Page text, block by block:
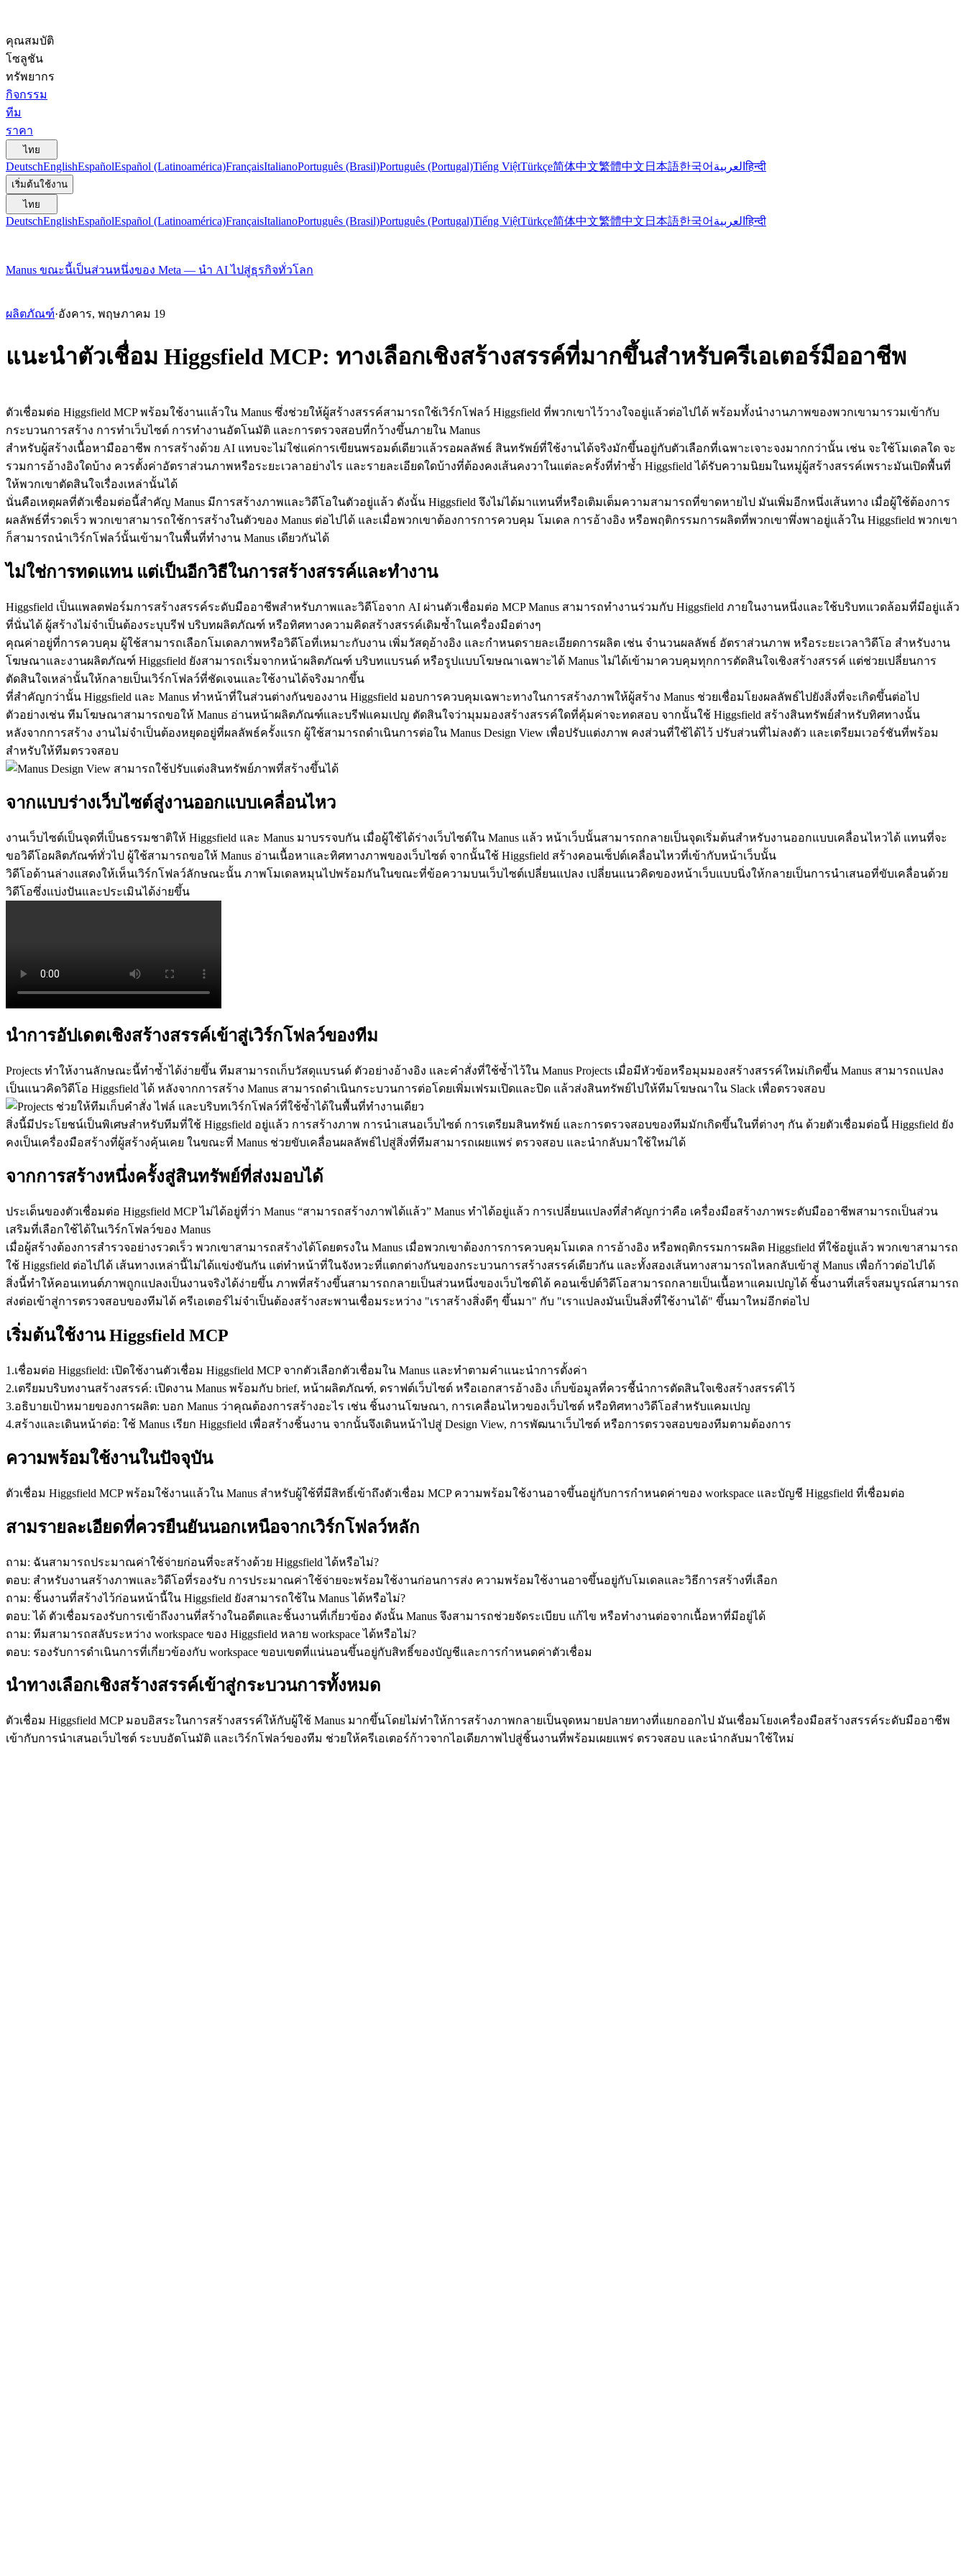
คุณสมบัติ
โซลูชัน
ทรัพยากร
กิจกรรม
ทีม
ราคา
ไทย
DeutschEnglishEspañolEspañol (Latinoamérica)FrançaisItalianoPortuguês (Brasil)Português (Portugal)Tiếng ViệtTürkçe简体中文繁體中文 日本語한국어 العربيةहिन्दी
เริ่มต้นใช้งาน
ไทย
DeutschEnglishEspañolEspañol (Latinoamérica)FrançaisItalianoPortuguês (Brasil)Português (Portugal)Tiếng ViệtTürkçe简体中文繁體中文 日本語한국어 العربيةहिन्दी
Manus ขณะนี้เป็นส่วนหนึ่งของ Meta — นำ AI ไปสู่ธุรกิจทั่วโลก
ผลิตภัณฑ์·อังคาร, พฤษภาคม 19
แนะนำตัวเชื่อม Higgsfield MCP: ทางเลือกเชิงสร้างสรรค์ที่มากขึ้นสำหรับครีเอเตอร์มืออาชีพ
ตัวเชื่อมต่อ Higgsfield MCP พร้อมใช้งานแล้วใน Manus ซึ่งช่วยให้ผู้สร้างสรรค์สามารถใช้เวิร์กโฟลว์ Higgsfield ที่พวกเขาไว้วางใจอยู่แล้วต่อไปได้ พร้อมทั้งนำงานภาพของพวกเขามารวมเข้ากับ
กระบวนการสร้าง การทำเว็บไซต์ การทำงานอัตโนมัติ และการตรวจสอบที่กว้างขึ้นภายใน Manus
สำหรับผู้สร้างเนื้อหามืออาชีพ การสร้างด้วย AI แทบจะไม่ใช่แค่การเขียนพรอมต์เดียวแล้วรอผลลัพธ์ สินทรัพย์ที่ใช้งานได้จริงมักขึ้นอยู่กับตัวเลือกที่เฉพาะเจาะจงมากกว่านั้น เช่น จะใช้โมเดลใด จะ
รวมการอ้างอิงใดบ้าง ควรตั้งค่าอัตราส่วนภาพหรือระยะเวลาอย่างไร และรายละเอียดใดบ้างที่ต้องคงเส้นคงวาในแต่ละครั้งที่ทำซ้ำ Higgsfield ได้รับความนิยมในหมู่ผู้สร้างสรรค์เพราะมันเปิดพื้นที่
ให้พวกเขาตัดสินใจเรื่องเหล่านั้นได้
นั่นคือเหตุผลที่ตัวเชื่อมต่อนี้สำคัญ Manus มีการสร้างภาพและวิดีโอในตัวอยู่แล้ว ดังนั้น Higgsfield จึงไม่ได้มาแทนที่หรือเติมเต็มความสามารถที่ขาดหายไป มันเพิ่มอีกหนึ่งเส้นทาง เมื่อผู้ใช้ต้องการ
ผลลัพธ์ที่รวดเร็ว พวกเขาสามารถใช้การสร้างในตัวของ Manus ต่อไปได้ และเมื่อพวกเขาต้องการการควบคุม โมเดล การอ้างอิง หรือพฤติกรรมการผลิตที่พวกเขาพึ่งพาอยู่แล้วใน Higgsfield พวกเขา
ก็สามารถนำเวิร์กโฟลว์นั้นเข้ามาในพื้นที่ทำงาน Manus เดียวกันได้
ไม่ใช่การทดแทน แต่เป็นอีกวิธีในการสร้างสรรค์และทำงาน
Higgsfield เป็นแพลตฟอร์มการสร้างสรรค์ระดับมืออาชีพสำหรับภาพและวิดีโอจาก AI ผ่านตัวเชื่อมต่อ MCP Manus สามารถทำงานร่วมกับ Higgsfield ภายในงานหนึ่งและใช้บริบทแวดล้อมที่มีอยู่แล้ว
ที่นั่นได้ ผู้สร้างไม่จำเป็นต้องระบุบรีฟ บริบทผลิตภัณฑ์ หรือทิศทางความคิดสร้างสรรค์เดิมซ้ำในเครื่องมือต่างๆ
คุณค่าอยู่ที่การควบคุม ผู้ใช้สามารถเลือกโมเดลภาพหรือวิดีโอที่เหมาะกับงาน เพิ่มวัสดุอ้างอิง และกำหนดรายละเอียดการผลิต เช่น จำนวนผลลัพธ์ อัตราส่วนภาพ หรือระยะเวลาวิดีโอ สำหรับงาน
โฆษณาและงานผลิตภัณฑ์ Higgsfield ยังสามารถเริ่มจากหน้าผลิตภัณฑ์ บริบทแบรนด์ หรือรูปแบบโฆษณาเฉพาะได้ Manus ไม่ได้เข้ามาควบคุมทุกการตัดสินใจเชิงสร้างสรรค์ แต่ช่วยเปลี่ยนการ
ตัดสินใจเหล่านั้นให้กลายเป็นเวิร์กโฟลว์ที่ชัดเจนและใช้งานได้จริงมากขึ้น
ที่สำคัญกว่านั้น Higgsfield และ Manus ทำหน้าที่ในส่วนต่างกันของงาน Higgsfield มอบการควบคุมเฉพาะทางในการสร้างภาพให้ผู้สร้าง Manus ช่วยเชื่อมโยงผลลัพธ์ไปยังสิ่งที่จะเกิดขึ้นต่อไป
ตัวอย่างเช่น ทีมโฆษณาสามารถขอให้ Manus อ่านหน้าผลิตภัณฑ์และบรีฟแคมเปญ ตัดสินใจว่ามุมมองสร้างสรรค์ใดที่คุ้มค่าจะทดสอบ จากนั้นใช้ Higgsfield สร้างสินทรัพย์สำหรับทิศทางนั้น
หลังจากการสร้าง งานไม่จำเป็นต้องหยุดอยู่ที่ผลลัพธ์ครั้งแรก ผู้ใช้สามารถดำเนินการต่อใน Manus Design View เพื่อปรับแต่งภาพ คงส่วนที่ใช้ได้ไว้ ปรับส่วนที่ไม่ลงตัว และเตรียมเวอร์ชันที่พร้อม
สำหรับให้ทีมตรวจสอบ
จากแบบร่างเว็บไซต์สู่งานออกแบบเคลื่อนไหว
งานเว็บไซต์เป็นจุดที่เป็นธรรมชาติให้ Higgsfield และ Manus มาบรรจบกัน เมื่อผู้ใช้ได้ร่างเว็บไซต์ใน Manus แล้ว หน้าเว็บนั้นสามารถกลายเป็นจุดเริ่มต้นสำหรับงานออกแบบเคลื่อนไหวได้ แทนที่จะ
ขอวิดีโอผลิตภัณฑ์ทั่วไป ผู้ใช้สามารถขอให้ Manus อ่านเนื้อหาและทิศทางภาพของเว็บไซต์ จากนั้นใช้ Higgsfield สร้างคอนเซ็ปต์เคลื่อนไหวที่เข้ากับหน้าเว็บนั้น
วิดีโอด้านล่างแสดงให้เห็นเวิร์กโฟลว์ลักษณะนั้น ภาพโมเดลหมุนไปพร้อมกันในขณะที่ข้อความบนเว็บไซต์เปลี่ยนแปลง เปลี่ยนแนวคิดของหน้าเว็บแบบนิ่งให้กลายเป็นการนำเสนอที่ขับเคลื่อนด้วย
วิดีโอซึ่งแบ่งปันและประเมินได้ง่ายขึ้น
นำการอัปเดตเชิงสร้างสรรค์เข้าสู่เวิร์กโฟลว์ของทีม
Projects ทำให้งานลักษณะนี้ทำซ้ำได้ง่ายขึ้น ทีมสามารถเก็บวัสดุแบรนด์ ตัวอย่างอ้างอิง และคำสั่งที่ใช้ซ้ำไว้ใน Manus Projects เมื่อมีหัวข้อหรือมุมมองสร้างสรรค์ใหม่เกิดขึ้น Manus สามารถแปลง
เป็นแนวคิดวิดีโอ Higgsfield ได้ หลังจากการสร้าง Manus สามารถดำเนินกระบวนการต่อโดยเพิ่มเฟรมเปิดและปิด แล้วส่งสินทรัพย์ไปให้ทีมโฆษณาใน Slack เพื่อตรวจสอบ
สิ่งนี้มีประโยชน์เป็นพิเศษสำหรับทีมที่ใช้ Higgsfield อยู่แล้ว การสร้างภาพ การนำเสนอเว็บไซต์ การเตรียมสินทรัพย์ และการตรวจสอบของทีมมักเกิดขึ้นในที่ต่างๆ กัน ด้วยตัวเชื่อมต่อนี้ Higgsfield ยัง
คงเป็นเครื่องมือสร้างที่ผู้สร้างคุ้นเคย ในขณะที่ Manus ช่วยขับเคลื่อนผลลัพธ์ไปสู่สิ่งที่ทีมสามารถเผยแพร่ ตรวจสอบ และนำกลับมาใช้ใหม่ได้
จากการสร้างหนึ่งครั้งสู่สินทรัพย์ที่ส่งมอบได้
ประเด็นของตัวเชื่อมต่อ Higgsfield MCP ไม่ได้อยู่ที่ว่า Manus “สามารถสร้างภาพได้แล้ว” Manus ทำได้อยู่แล้ว การเปลี่ยนแปลงที่สำคัญกว่าคือ เครื่องมือสร้างภาพระดับมืออาชีพสามารถเป็นส่วน
เสริมที่เลือกใช้ได้ในเวิร์กโฟลว์ของ Manus
เมื่อผู้สร้างต้องการสำรวจอย่างรวดเร็ว พวกเขาสามารถสร้างได้โดยตรงใน Manus เมื่อพวกเขาต้องการการควบคุมโมเดล การอ้างอิง หรือพฤติกรรมการผลิต Higgsfield ที่ใช้อยู่แล้ว พวกเขาสามารถ
ใช้ Higgsfield ต่อไปได้ เส้นทางเหล่านี้ไม่ได้แข่งขันกัน แต่ทำหน้าที่ในจังหวะที่แตกต่างกันของกระบวนการสร้างสรรค์เดียวกัน และทั้งสองเส้นทางสามารถไหลกลับเข้าสู่ Manus เพื่อก้าวต่อไปได้
สิ่งนี้ทำให้คอนเทนต์ภาพถูกแปลงเป็นงานจริงได้ง่ายขึ้น ภาพที่สร้างขึ้นสามารถกลายเป็นส่วนหนึ่งของเว็บไซต์ได้ คอนเซ็ปต์วิดีโอสามารถกลายเป็นเนื้อหาแคมเปญได้ ชิ้นงานที่เสร็จสมบูรณ์สามารถ
ส่งต่อเข้าสู่การตรวจสอบของทีมได้ ครีเอเตอร์ไม่จำเป็นต้องสร้างสะพานเชื่อมระหว่าง "เราสร้างสิ่งดีๆ ขึ้นมา" กับ "เราแปลงมันเป็นสิ่งที่ใช้งานได้" ขึ้นมาใหม่อีกต่อไป
เริ่มต้นใช้งาน Higgsfield MCP
1 .เชื่อมต่อ Higgsfield: เปิดใช้งานตัวเชื่อม Higgsfield MCP จากตัวเลือกตัวเชื่อมใน Manus และทำตามคำแนะนำการตั้งค่า
2.เตรียมบริบทงานสร้างสรรค์: เปิดงาน Manus พร้อมกับ brief, หน้าผลิตภัณฑ์, ดราฟต์เว็บไซต์ หรือเอกสารอ้างอิง เก็บข้อมูลที่ควรชี้นำการตัดสินใจเชิงสร้างสรรค์ไว้
3.อธิบายเป้าหมายของการผลิต: บอก Manus ว่าคุณต้องการสร้างอะไร เช่น ชิ้นงานโฆษณา, การเคลื่อนไหวของเว็บไซต์ หรือทิศทางวิดีโอสำหรับแคมเปญ
4.สร้างและเดินหน้าต่อ: ใช้ Manus เรียก Higgsfield เพื่อสร้างชิ้นงาน จากนั้นจึงเดินหน้าไปสู่ Design View, การพัฒนาเว็บไซต์ หรือการตรวจสอบของทีมตามต้องการ
ความพร้อมใช้งานในปัจจุบัน
ตัวเชื่อม Higgsfield MCP พร้อมใช้งานแล้วใน Manus สำหรับผู้ใช้ที่มีสิทธิ์เข้าถึงตัวเชื่อม MCP ความพร้อมใช้งานอาจขึ้นอยู่กับการกำหนดค่าของ workspace และบัญชี Higgsfield ที่เชื่อมต่อ
สามรายละเอียดที่ควรยืนยันนอกเหนือจากเวิร์กโฟลว์หลัก
ถาม: ฉันสามารถประมาณค่าใช้จ่ายก่อนที่จะสร้างด้วย Higgsfield ได้หรือไม่?
ตอบ: สำหรับงานสร้างภาพและวิดีโอที่รองรับ การประมาณค่าใช้จ่ายจะพร้อมใช้งานก่อนการส่ง ความพร้อมใช้งานอาจขึ้นอยู่กับโมเดลและวิธีการสร้างที่เลือก
ถาม: ชิ้นงานที่สร้างไว้ก่อนหน้านี้ใน Higgsfield ยังสามารถใช้ใน Manus ได้หรือไม่?
ตอบ: ได้ ตัวเชื่อมรองรับการเข้าถึงงานที่สร้างในอดีตและชิ้นงานที่เกี่ยวข้อง ดังนั้น Manus จึงสามารถช่วยจัดระเบียบ แก้ไข หรือทำงานต่อจากเนื้อหาที่มีอยู่ได้
ถาม: ทีมสามารถสลับระหว่าง workspace ของ Higgsfield หลาย workspace ได้หรือไม่?
ตอบ: รองรับการดำเนินการที่เกี่ยวข้องกับ workspace ขอบเขตที่แน่นอนขึ้นอยู่กับสิทธิ์ของบัญชีและการกำหนดค่าตัวเชื่อม
นำทางเลือกเชิงสร้างสรรค์เข้าสู่กระบวนการทั้งหมด
ตัวเชื่อม Higgsfield MCP มอบอิสระในการสร้างสรรค์ให้กับผู้ใช้ Manus มากขึ้นโดยไม่ทำให้การสร้างภาพกลายเป็นจุดหมายปลายทางที่แยกออกไป มันเชื่อมโยงเครื่องมือสร้างสรรค์ระดับมืออาชีพ
เข้ากับการนำเสนอเว็บไซต์ ระบบอัตโนมัติ และเวิร์กโฟลว์ของทีม ช่วยให้ครีเอเตอร์ก้าวจากไอเดียภาพไปสู่ชิ้นงานที่พร้อมเผยแพร่ ตรวจสอบ และนำกลับมาใช้ใหม่